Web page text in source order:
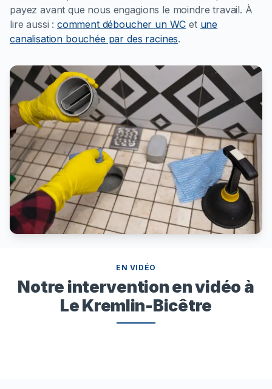
payez avant que nous engagions le moindre travail. À
lire aussi : comment déboucher un WC et une
canalisation bouchée par des racines.
EN VIDÉO
Notre intervention en vidéo à
Le Kremlin-Bicêtre